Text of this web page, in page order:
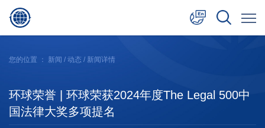
日本語
您的位置 ： 新闻 / 动态 / 新闻详情
环球荣誉 | 环球荣获2024年度The Legal 500中
国法律大奖多项提名